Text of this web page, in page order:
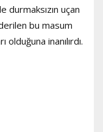
durmaksızın uçan
bu masum
inanılırdı.